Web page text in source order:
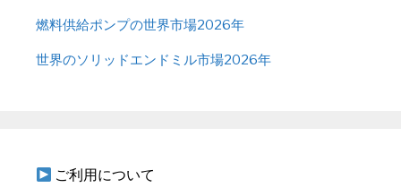
燃料供給ポンプの世界市場2026年
世界のソリッドエンドミル市場2026年
ご利用について